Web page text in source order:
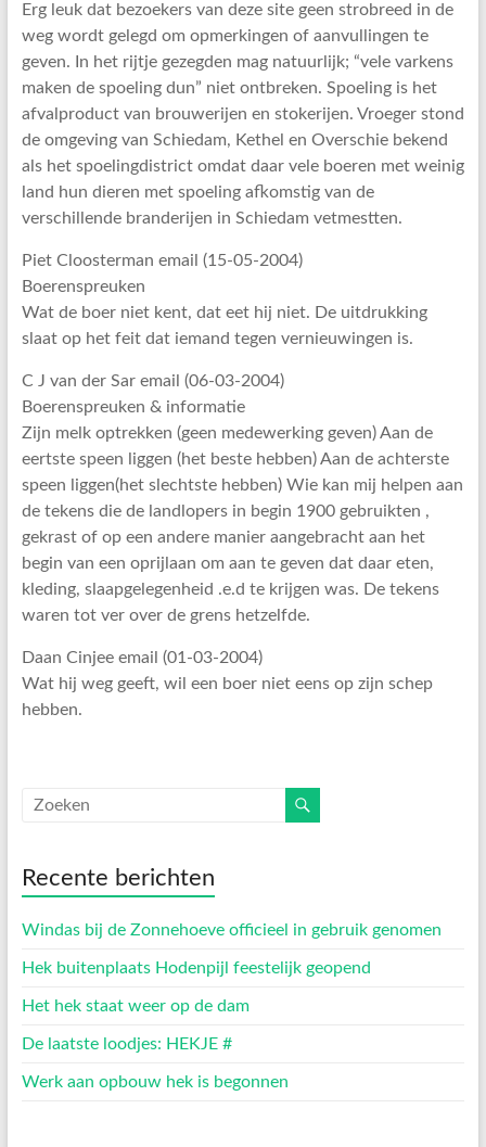
Erg leuk dat bezoekers van deze site geen strobreed in de
weg wordt gelegd om opmerkingen of aanvullingen te
geven. In het rijtje gezegden mag natuurlijk; “vele varkens
maken de spoeling dun” niet ontbreken. Spoeling is het
afvalproduct van brouwerijen en stokerijen. Vroeger stond
de omgeving van Schiedam, Kethel en Overschie bekend
als het spoelingdistrict omdat daar vele boeren met weinig
land hun dieren met spoeling afkomstig van de
verschillende branderijen in Schiedam vetmestten.
Piet Cloosterman email (15-05-2004)
Boerenspreuken
Wat de boer niet kent, dat eet hij niet. De uitdrukking
slaat op het feit dat iemand tegen vernieuwingen is.
C J van der Sar email (06-03-2004)
Boerenspreuken & informatie
Zijn melk optrekken (geen medewerking geven) Aan de
eertste speen liggen (het beste hebben) Aan de achterste
speen liggen(het slechtste hebben) Wie kan mij helpen aan
de tekens die de landlopers in begin 1900 gebruikten ,
gekrast of op een andere manier aangebracht aan het
begin van een oprijlaan om aan te geven dat daar eten,
kleding, slaapgelegenheid .e.d te krijgen was. De tekens
waren tot ver over de grens hetzelfde.
Daan Cinjee email (01-03-2004)
Wat hij weg geeft, wil een boer niet eens op zijn schep
hebben.
Recente berichten
Windas bij de Zonnehoeve officieel in gebruik genomen
Hek buitenplaats Hodenpijl feestelijk geopend
Het hek staat weer op de dam
De laatste loodjes: HEKJE #
Werk aan opbouw hek is begonnen